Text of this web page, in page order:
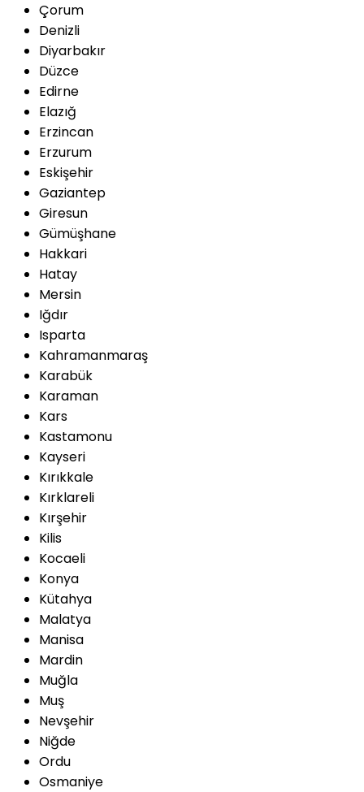
Çorum
Denizli
Diyarbakır
Düzce
Edirne
Elazığ
Erzincan
Erzurum
Eskişehir
Gaziantep
Giresun
Gümüşhane
Hakkari
Hatay
Mersin
Iğdır
Isparta
Kahramanmaraş
Karabük
Karaman
Kars
Kastamonu
Kayseri
Kırıkkale
Kırklareli
Kırşehir
Kilis
Kocaeli
Konya
Kütahya
Malatya
Manisa
Mardin
Muğla
Muş
Nevşehir
Niğde
Ordu
Osmaniye